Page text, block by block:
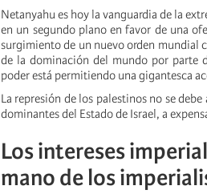
Netanyahu es hoy la vanguardia de la
en un segundo plano en favor de una
surgimiento de un nuevo orden mundial
de la dominación del mundo por parte
poder está permitiendo una gigantesca
La represión de los palestinos no se
dominantes del Estado de Israel, a
Los intereses
mano de los